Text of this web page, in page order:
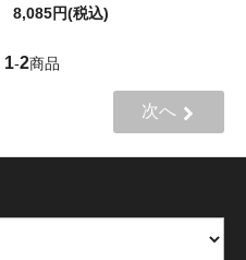
8,085円(税込)
1-2商品
次へ